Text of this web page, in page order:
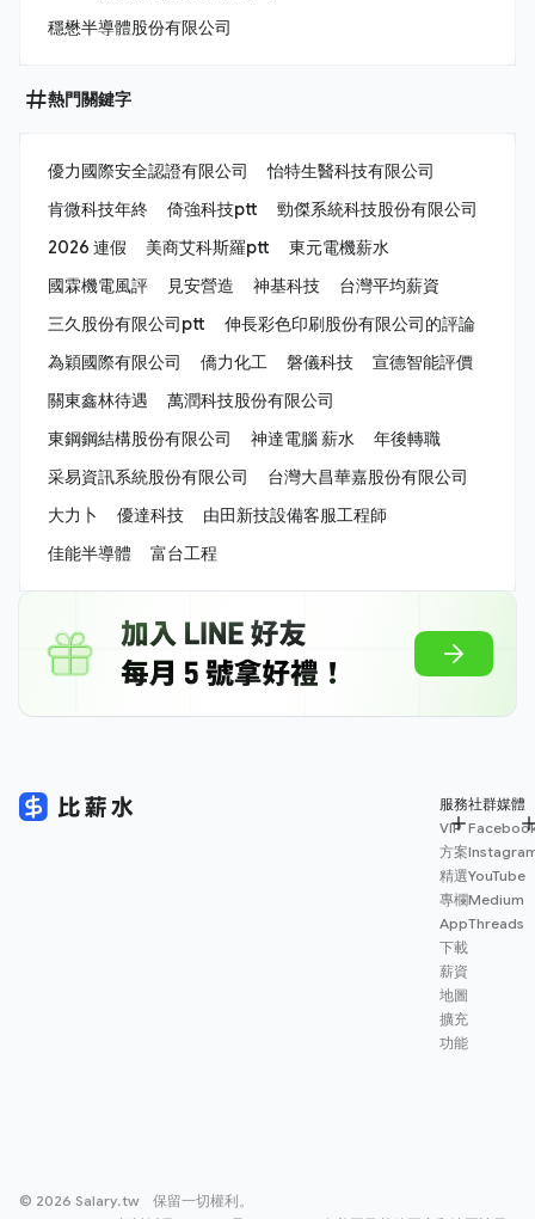
穩懋半導體股份有限公司
熱門關鍵字
優力國際安全認證有限公司
怡特生醫科技有限公司
肯微科技年終
倚強科技ptt
勁傑系統科技股份有限公司
2026 連假
美商艾科斯羅ptt
東元電機薪水
國霖機電風評
見安營造 神基科技
台灣平均薪資
三久股份有限公司ptt
伸長彩色印刷股份有限公司的評論
為穎國際有限公司
僑力化工 磐儀科技
宣德智能評價
關東鑫林待遇
萬潤科技股份有限公司
東鋼鋼結構股份有限公司
神達電腦 薪水
年後轉職
采易資訊系統股份有限公司
台灣大昌華嘉股份有限公司
大力卜
優達科技
由田新技設備客服工程師
佳能半導體
富台工程
服務
VIP
方案
精選
專欄
App
下載
薪資
地圖
擴充
功能
社群媒體
YouTube
Medium
Threads
© 2026 Salary.tw 保留一切權利。